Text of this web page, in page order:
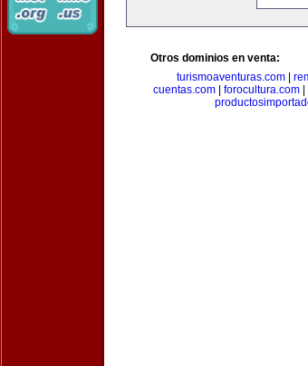
Otros dominios en venta:
turismoaventuras.com|
cuentas.com
forocultura.com